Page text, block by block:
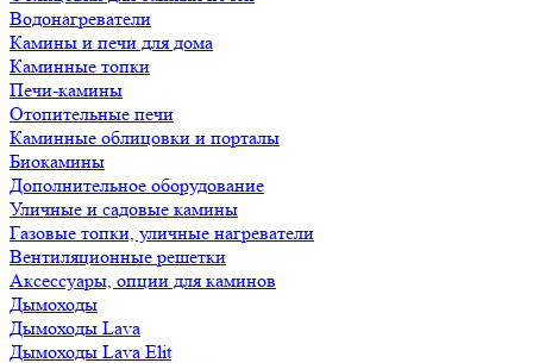
Водонагреватели
Камины и печи для дома
Каминные топки
Печи-камины
Отопительные печи
Каминные облицовки и порталы
Биокамины
Дополнительное оборудование
Уличные и садовые камины
Газовые топки, уличные нагреватели
Вентиляционные решетки
Аксессуары, опции для каминов
Дымоходы
Дымоходы Lava
Дымоходы Lava Elit